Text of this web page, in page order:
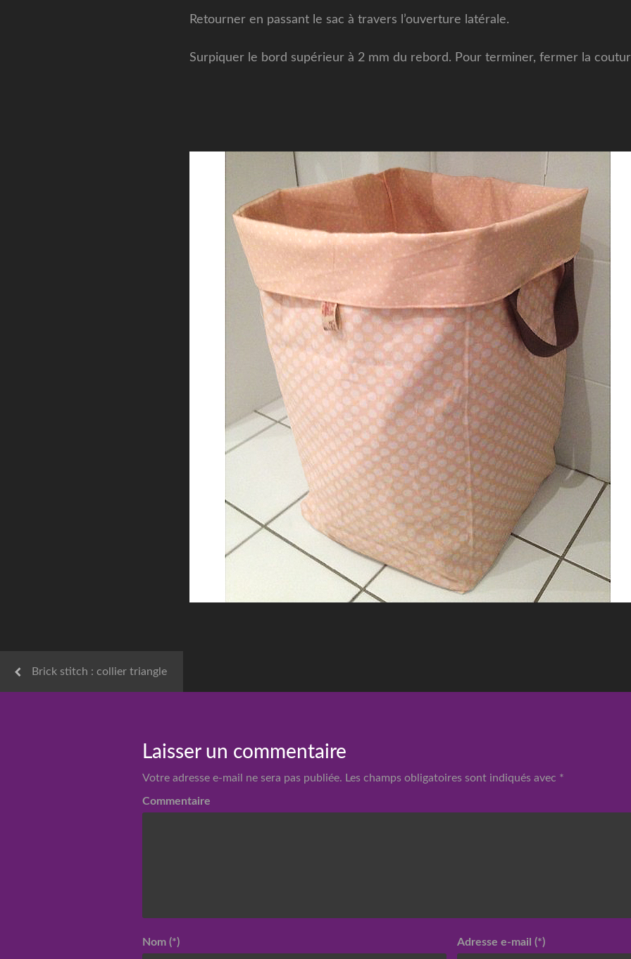
Retourner en passant le sac à travers l’ouverture latérale.
Surpiquer le bord supérieur à 2 mm du rebord. Pour terminer, fermer la
Brick stitch : collier triangle
Laisser un commentaire
Votre adresse e-mail ne sera pas publiée. Les champs obligatoires sont indiqués avec *
Commentaire
Nom (*) Adresse e-mail (*)